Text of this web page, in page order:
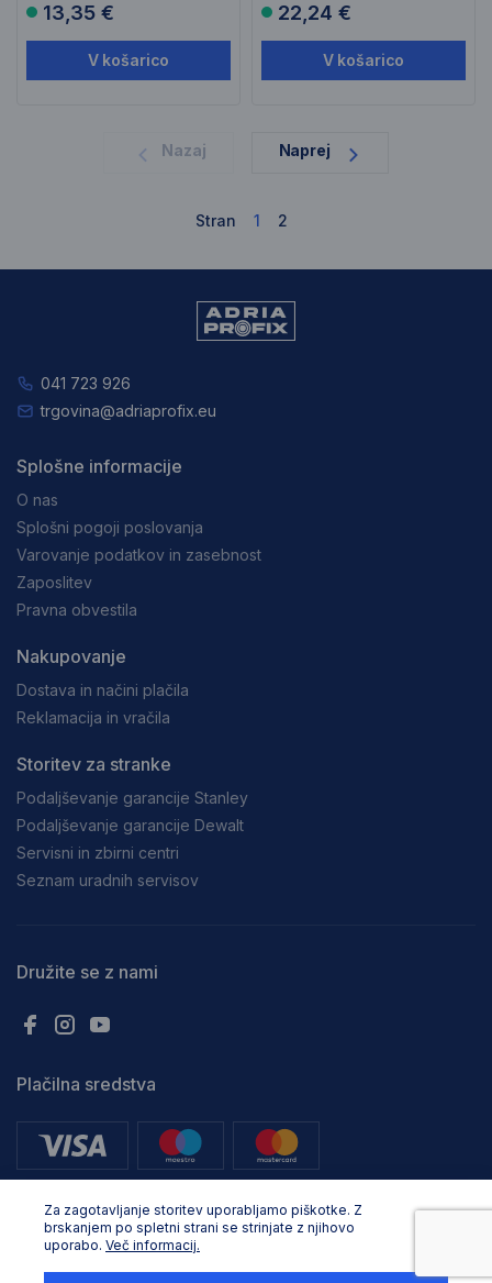
Za zagotavljanje storitev uporabljamo piškotke. Z
brskanjem po spletni strani se strinjate z njihovo
uporabo. Več informacij.
13,35 €
V košarico
22,24 €
V košarico
Nazaj Naprej
Stran 1 2
041 723 926
trgovina@adriaprofix.eu
Splošne informacije
O nas
Splošni pogoji poslovanja
Varovanje podatkov in zasebnost
Zaposlitev
Pravna obvestila
Nakupovanje
Dostava in načini plačila
Reklamacija in vračila
Storitev za stranke
Podaljševanje garancije Stanley
Podaljševanje garancije Dewalt
Servisni in zbirni centri
Seznam uradnih servisov
Družite se z nami
Plačilna sredstva
Vse pravice pridržane. © Adria Profix d.o.o.. 2024, Oblikovanje in
razvoj:Business Solutions